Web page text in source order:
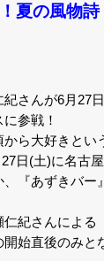
夏の風物
さんが6月27
参戦！
から大好きとい
日(土)に名古
『あずきバー
紀さんによる
始直後のみと